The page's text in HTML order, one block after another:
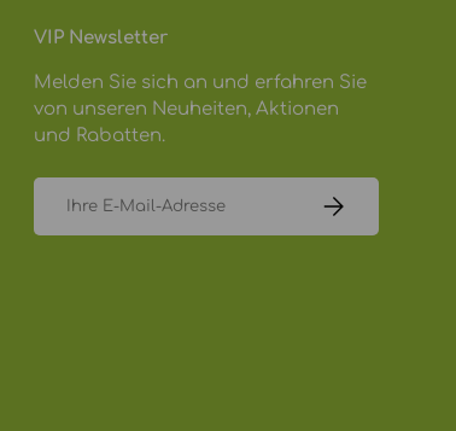
VIP Newsletter
Melden Sie sich an und erfahren Sie
von unseren Neuheiten, Aktionen
und Rabatten.
ABONNIEREN